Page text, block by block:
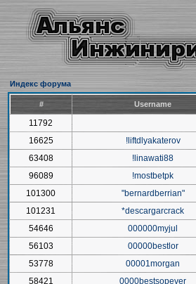
Индекс форума
# Username
11792
16625
!liftdlyakaterov
63408
!linawati88
96089
!mostbetpk
101300
"bernardberrian"
101231
*descargarcrack
54646
000000myjul
56103
00000bestlor
53778
00001morgan
58421
0000bestsopever